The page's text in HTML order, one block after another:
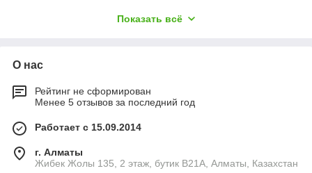
офисных, так и жилых помещений, заменив собою
неудобство и тесноту в офисе.
Предлагаемая нами гардеробная система
новое решение проблем хранения, основанное на
максимально эффективного использования пространства
помещений любого назначения.
Показать всё
О нас
Рейтинг не сформирован
Менее 5 отзывов за последний год
Работает с 15.09.2014
г. Алматы
Жибек Жолы 135, 2 этаж, бутик B21A, Алматы, Казахстан